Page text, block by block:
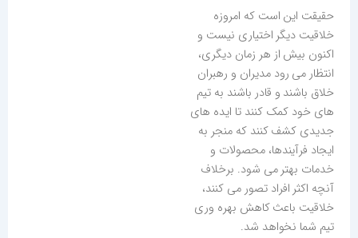
حقیقت این است که امروزه
خلاقیت دیگر اختیاری نیست و
اکنون بیش از هر زمان دیگری،
انتظار می رود مدیران و رهبران
خلاق باشند و قادر باشند به تیم
های خود کمک کنند تا ایده های
جدیدی کشف کنند که منجر به
ایجاد فرآیندها، محصولات و
خدمات بهتر می شود. برخلاف
آنچه اکثر افراد تصور می کنند،
خلاقیت باعث کاهش بهره وری
تیم شما نخواهد شد.